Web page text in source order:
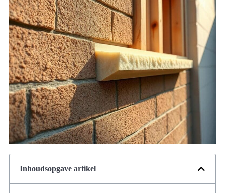
Inhoudsopgave artikel